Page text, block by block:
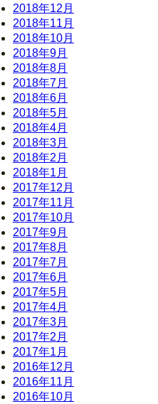
2018年12月
2018年11月
2018年10月
2018年9月
2018年8月
2018年7月
2018年6月
2018年5月
2018年4月
2018年3月
2018年2月
2018年1月
2017年12月
2017年11月
2017年10月
2017年9月
2017年8月
2017年7月
2017年6月
2017年5月
2017年4月
2017年3月
2017年2月
2017年1月
2016年12月
2016年11月
2016年10月